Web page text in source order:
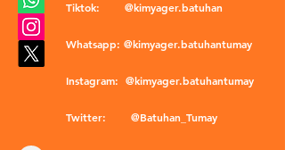
Tiktok: @kimyager.batuhan
Whatsapp: @kimyager.batuhantumay
Instagram: @kimyager.batuhantumay
Twitter: @Batuhan_Tumay